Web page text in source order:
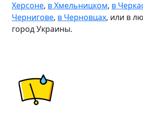
Херсоне, в Хмельницком, в
Чернигове, в Черновцах, или в
город Украины.